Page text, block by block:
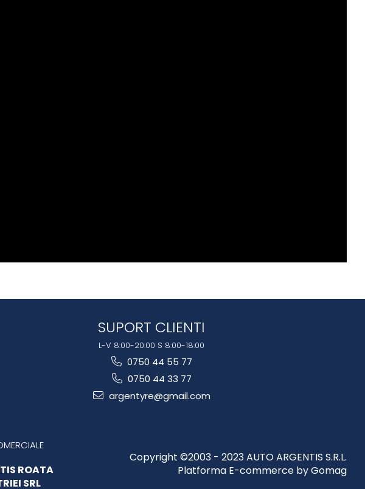
SUPORT CLIENTI
L-V 8:00-20:00 S 8:00-18:00
0750 44 55 77
0750 44 33 77
argentyre@gmail.com
ROATA
SRL
Copyright ©2003 - 2023 AUTO ARGENTIS S.R.L.
Platforma E-commerce by Gomag